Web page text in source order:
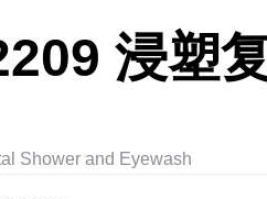
浸塑
Shower and Eyewash